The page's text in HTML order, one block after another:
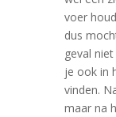
voer
dus
geval
je ook in
vinden.
maar na